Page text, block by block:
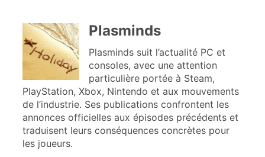
Plasminds
Plasminds suit l’actualité PC et
consoles, avec une attention
particulière portée à Steam,
PlayStation, Xbox, Nintendo et aux mouvements
de l’industrie. Ses publications confrontent les
annonces officielles aux épisodes précédents et
traduisent leurs conséquences concrètes pour
les joueurs.